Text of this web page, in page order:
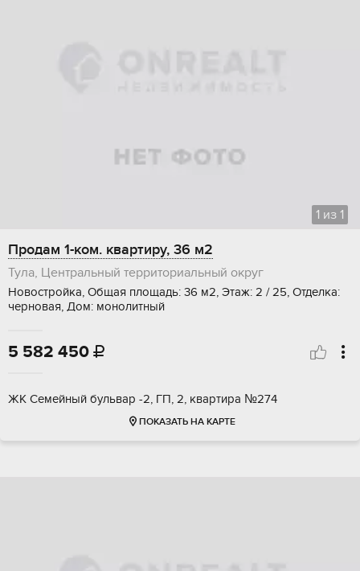
1 из 1
Продам 1-ком. квартиру, 36 м2
Тула, Центральный территориальный округ
Новостройка, Общая площадь: 36 м2, Этаж: 2 / 25, Отделка:
черновая, Дом: монолитный
5 582 450 
ЖК Семейный бульвар -2, ГП, 2, квартира №274
ПОКАЗАТЬ НА КАРТЕ